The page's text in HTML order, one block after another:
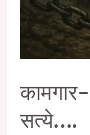
कामगार-
सत्ये….